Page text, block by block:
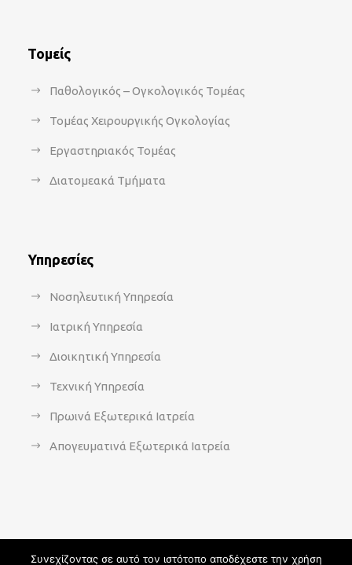
Τομείς
Παθολογικός – Ογκολογικός Τομέας
Τομέας Χειρουργικής Ογκολογίας
Εργαστηριακός Τομέας
Διατομεακά Τμήματα
Υπηρεσίες
Νοσηλευτική Υπηρεσία
Ιατρική Υπηρεσία
Διοικητική Υπηρεσία
Τεχνική Υπηρεσία
Πρωινά Εξωτερικά Ιατρεία
Απογευματινά Εξωτερικά Ιατρεία
Συνεχίζοντας σε αυτό τον ιστότοπο αποδέχεστε την χρήση